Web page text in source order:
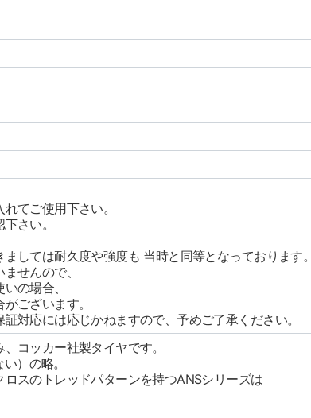
てご使用下さい。
さい。
しては耐久度や強度も 当時と同等となっております。
せんので、
の場合、
ございます。
対応には応じかねますので、予めご了承ください。
コッカー社製タイヤです。
）の略。
スのトレッドパターンを持つANSシリーズは